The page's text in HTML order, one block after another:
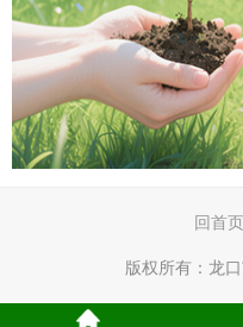
回首页
版权所有： 龙